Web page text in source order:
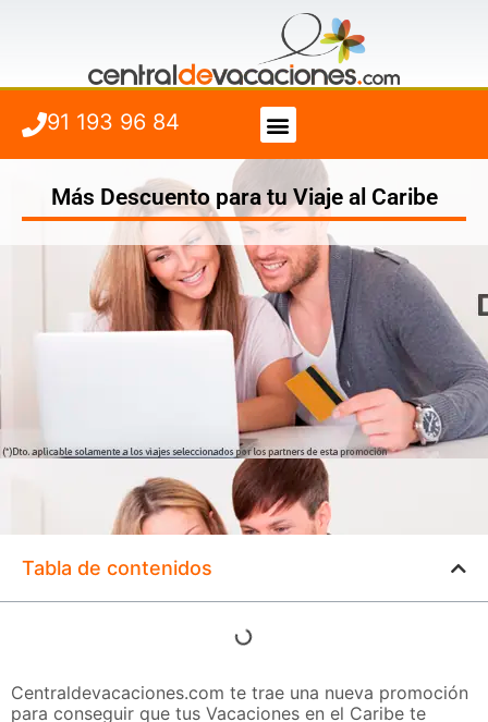
91 193 96 84
Más Descuento para tu Viaje al Caribe
Tabla de contenidos
Centraldevacaciones.com te trae una nueva promoción
para conseguir que tus Vacaciones en el Caribe te